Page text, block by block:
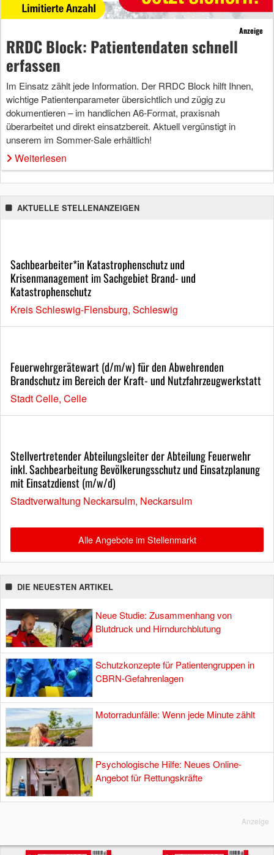
Anzeige
RRDC Block: Patientendaten schnell
erfassen
Im Einsatz zählt jede Information. Der RRDC Block hilft Ihnen,
wichtige Patientenparameter übersichtlich und zügig zu
dokumentieren – im handlichen A6-Format, praxisnah
überarbeitet und direkt einsatzbereit. Aktuell vergünstigt in
unserem im Sommer-Sale erhältlich!
Weiterlesen
AKTUELLE STELLENANZEIGEN
Sachbearbeiter*in Katastrophenschutz und
Krisenmanagement im Sachgebiet Brand- und
Katastrophenschutz
Kreis Schleswig-Flensburg, Schleswig
Feuerwehrgerätewart (d/m/w) für den Abwehrenden
Brandschutz im Bereich der Kraft- und Nutzfahrzeugwerkstatt
Stadt Celle, Celle
Stellvertretender Abteilungsleiter der Abteilung Feuerwehr
inkl. Sachbearbeitung Bevölkerungsschutz und Einsatzplanung
mit Einsatzdienst (m/w/d)
Stadtverwaltung Neckarsulm, Neckarsulm
Alle Angebote im Stellenmarkt
DIE NEUESTEN ARTIKEL
Neue Studie: Zusammenhang von
Blutdruck und Hirndurchblutung
Schutzkonzepte für Patientengruppen in
CBRN-Gefahrenlagen
Motorradunfälle: Wenn jede Minute zählt
Psychologische Hilfe: Neues Online-
Angebot für Rettungskräfte
Anzeige